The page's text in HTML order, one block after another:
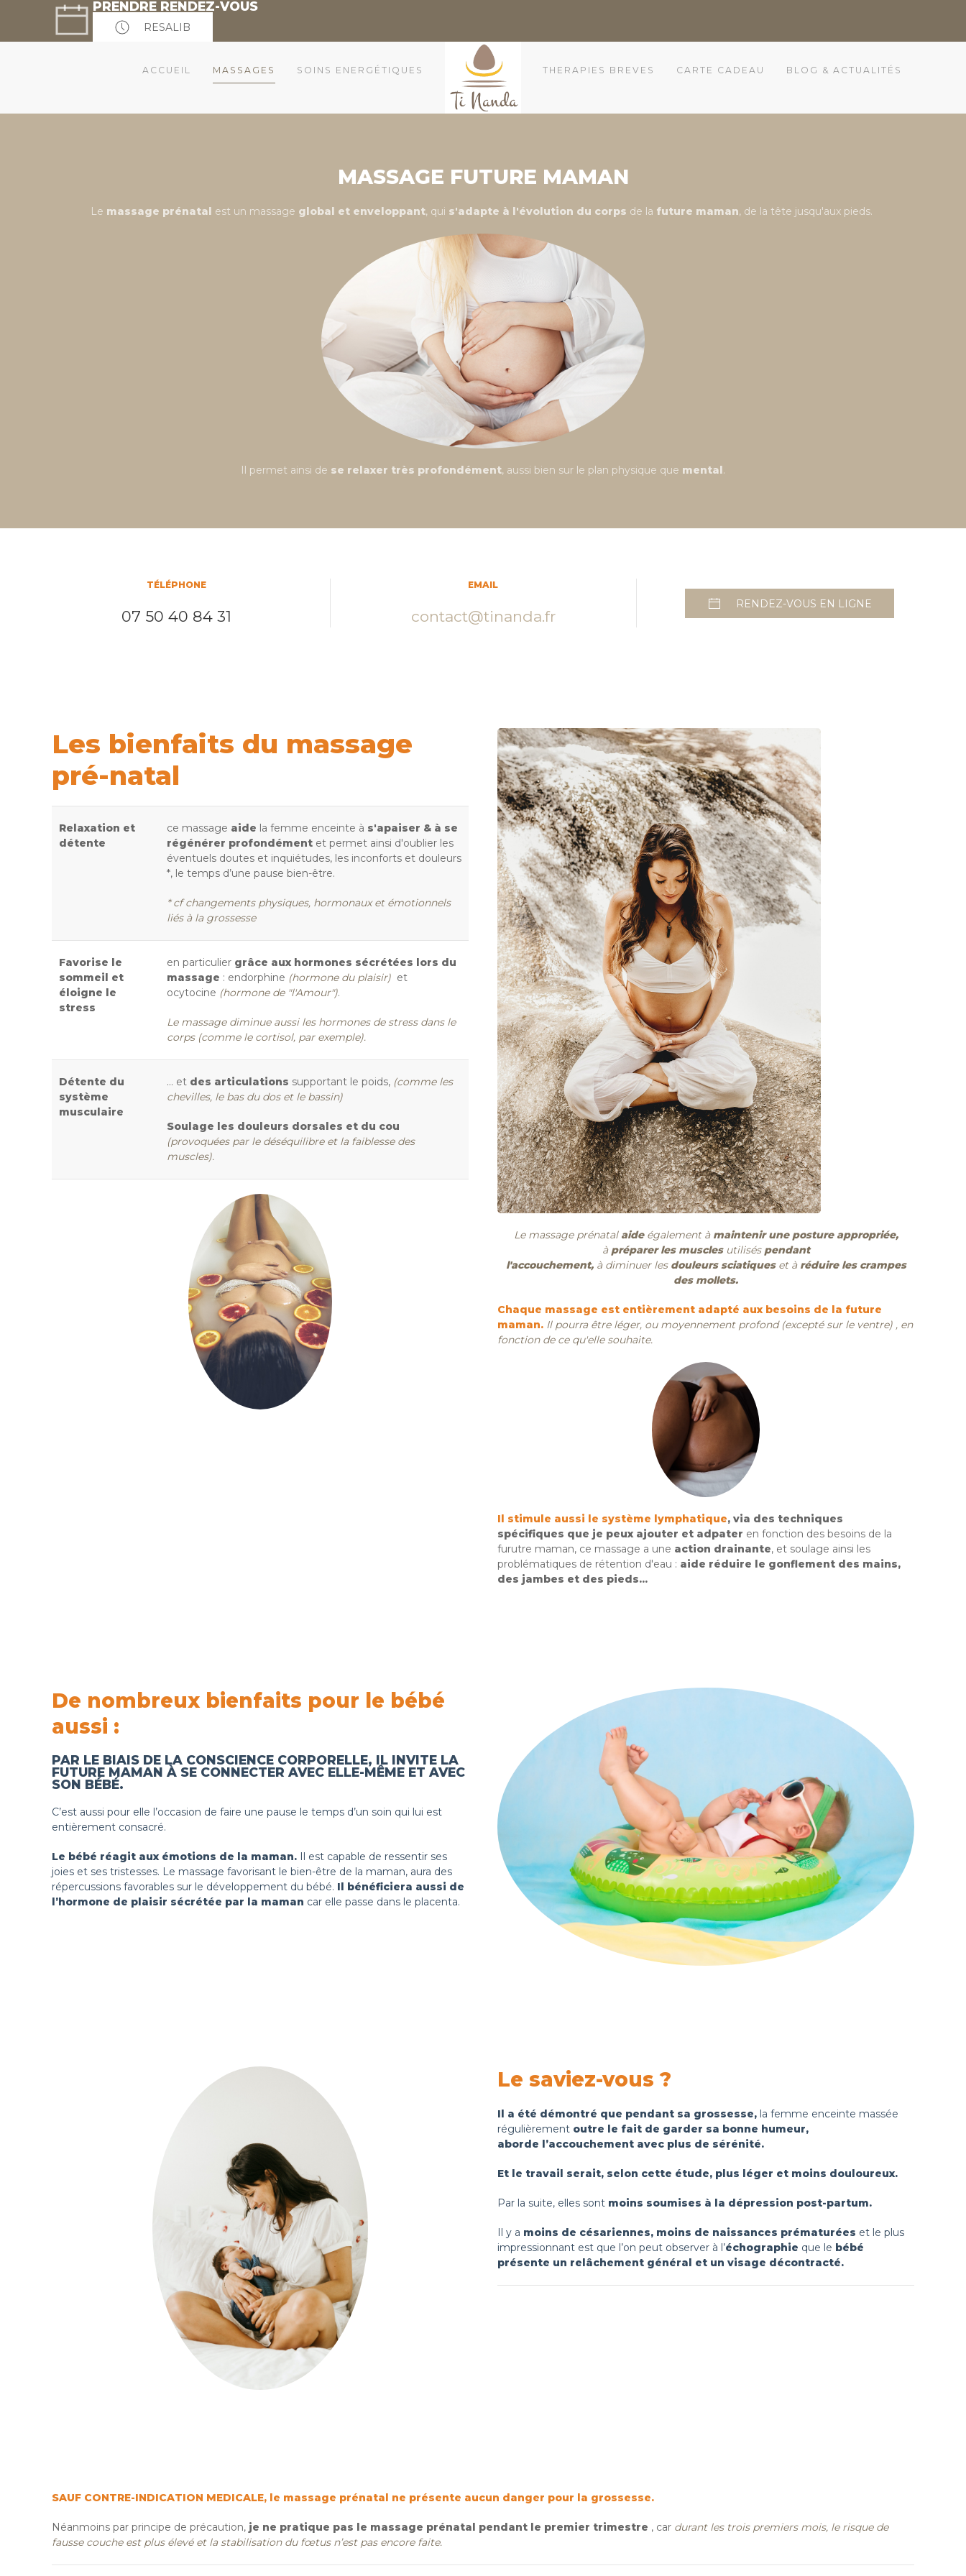
PRENDRE RENDEZ-VOUS
RESALIB
ACCUEIL MASSAGES SOINS ENERGÉTIQUES THERAPIES BREVES CARTE CADEAU BLOG & ACTUALITÉS
MASSAGE FUTURE MAMAN
Le massage prénatal est un massage global et enveloppant, qui s'adapte à l'évolution du corps de la future maman, de la tête jusqu'aux pieds.
Il permet ainsi de se relaxer très profondément, aussi bien sur le plan physique que mental .
TÉLÉPHONE
07 50 40 84 31
EMAIL
contact@tinanda.fr
RENDEZ-VOUS EN LIGNE
Les bienfaits du massage
pré-natal
Relaxation et
détente
ce massage aide la femme enceinte à s'apaiser & à se
régénérer profondément et permet ainsi d'oublier les
éventuels doutes et inquiétudes, les inconforts et douleurs
*, le temps d’une pause bien-être.
* cf changements physiques, hormonaux et émotionnels
liés à la grossesse
Favorise le
sommeil et
éloigne le
stress
en particulier grâce aux hormones sécrétées lors du
massage : endorphine (hormone du plaisir) et
ocytocine (hormone de "l'Amour").
Le massage diminue aussi les hormones de stress dans le
corps (comme le cortisol, par exemple).
Détente du
système
musculaire
... et des articulations supportant le poids, (comme les
chevilles, le bas du dos et le bassin)
Soulage les douleurs dorsales et du cou
(provoquées par le déséquilibre et la faiblesse des
muscles).
Le massage prénatal aideégalement à maintenir une posture appropriée,
à préparer les muscles utilisés pendant
l'accouchement, à diminuer lesdouleurs sciatiques et à réduire les crampes
des mollets.
Chaque massage est entièrement adapté aux besoins de la future
maman. Il pourra être léger, ou moyennement profond (excepté sur le ventre) , en
fonction de ce qu'elle souhaite.
Il stimule aussi le système lymphatique, via des techniques
spécifiques que je peux ajouter et adpater en fonction des besoins de la
furutre maman, ce massage a une action drainante, et soulage ainsi les
problématiques de rétention d'eau : aide réduire le gonflement des mains,
des jambes et des pieds...
De nombreux bienfaits pour le bébé
aussi :
PAR LE BIAIS DE LA CONSCIENCE CORPORELLE, IL INVITE LA
FUTURE MAMAN À SE CONNECTER AVEC ELLE-MÊME ET AVEC
SON BÉBÉ.
C’est aussi pour elle l’occasion de faire une pause le temps d’un soin qui lui est
entièrement consacré.
Le bébé réagit aux émotions de la maman. Il est capable de ressentir ses
joies et ses tristesses. Le massage favorisant le bien-être de la maman, aura des
répercussions favorables sur le développement du bébé. Il bénéficiera aussi de
l’hormone de plaisir sécrétée par la maman car elle passe dans le placenta.
Le saviez-vous ?
Il a été démontré que pendant sa grossesse, la femme enceinte massée
régulièrement outre le fait de garder sa bonne humeur,
aborde l’accouchement avec plus de sérénité.
Et le travail serait, selon cette étude, plus léger et moins douloureux.
Par la suite, elles sont moins soumises à la dépression post-partum.
Il y a moins de césariennes, moins de naissances prématurées et le plus
impressionnant est que l’on peut observer à l’échographie que le bébé
présente un relâchement général et un visage décontracté.
SAUF CONTRE-INDICATION MEDICALE, le massage prénatal ne présente aucun danger pour la grossesse.
Néanmoins par principe de précaution, je ne pratique pas le massage prénatal pendant le premier trimestre , car durant les trois premiers mois, le risque de
fausse couche est plus élevé et la stabilisation du fœtus n’est pas encore faite.